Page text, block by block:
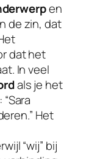
en
de zin, dat
dat het
In veel
als je het
Het
“wij” bij